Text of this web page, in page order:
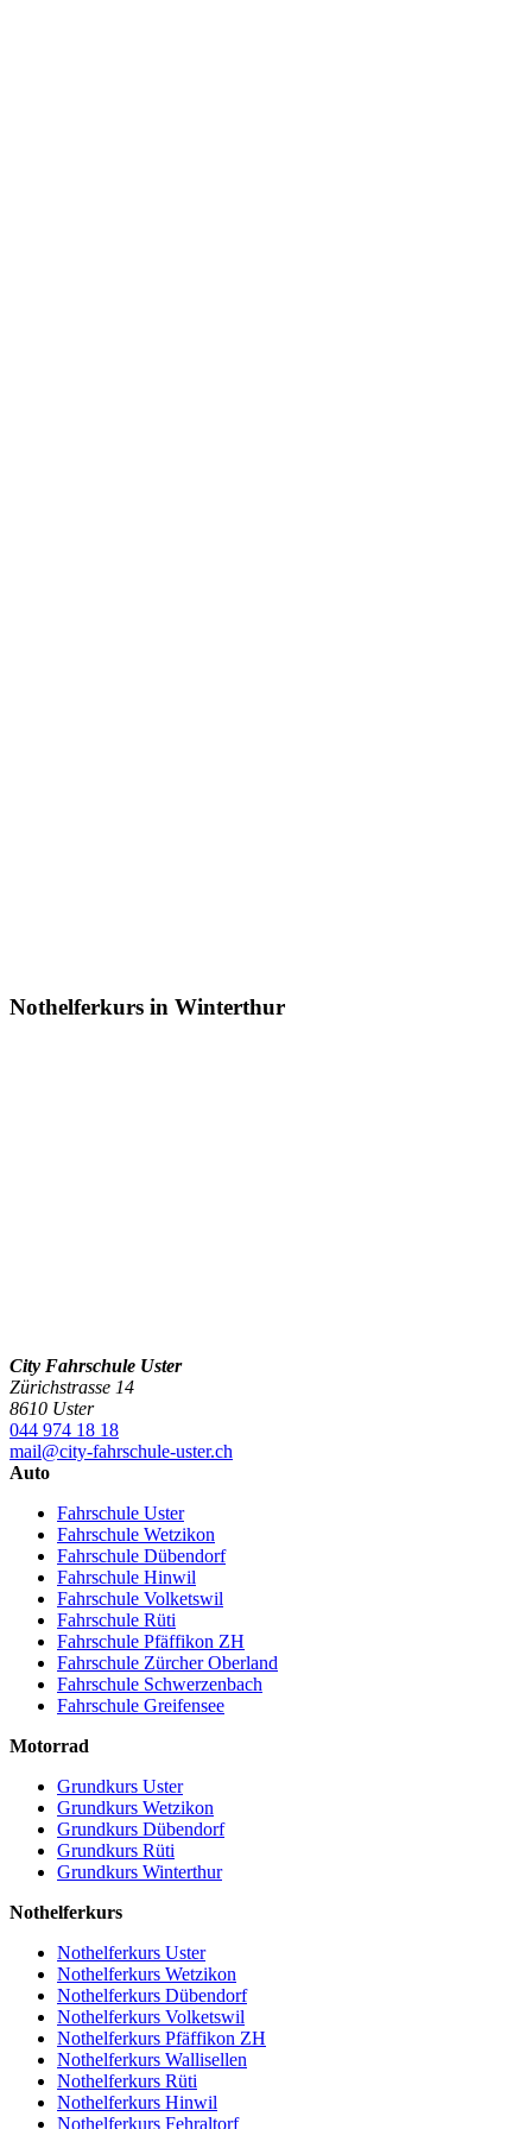
Nothelferkurs in Winterthur
City Fahrschule Uster
Zürichstrasse 14
8610 Uster
044 974 18 18
mail@city-fahrschule-uster.ch
Auto
Fahrschule Uster
Fahrschule Wetzikon
Fahrschule Dübendorf
Fahrschule Hinwil
Fahrschule Volketswil
Fahrschule Rüti
Fahrschule Pfäffikon ZH
Fahrschule Zürcher Oberland
Fahrschule Schwerzenbach
Fahrschule Greifensee
Motorrad
Grundkurs Uster
Grundkurs Wetzikon
Grundkurs Dübendorf
Grundkurs Rüti
Grundkurs Winterthur
Nothelferkurs
Nothelferkurs Uster
Nothelferkurs Wetzikon
Nothelferkurs Dübendorf
Nothelferkurs Volketswil
Nothelferkurs Pfäffikon ZH
Nothelferkurs Wallisellen
Nothelferkurs Rüti
Nothelferkurs Hinwil
Nothelferkurs Fehraltorf